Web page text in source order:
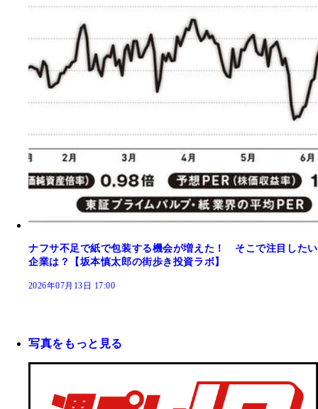
ナフサ不足で紙で包装する機会が増えた！ そこで注目したい
企業は？【坂本慎太郎の街歩き投資ラボ】
2026年07月13日 17:00
写真をもっと見る